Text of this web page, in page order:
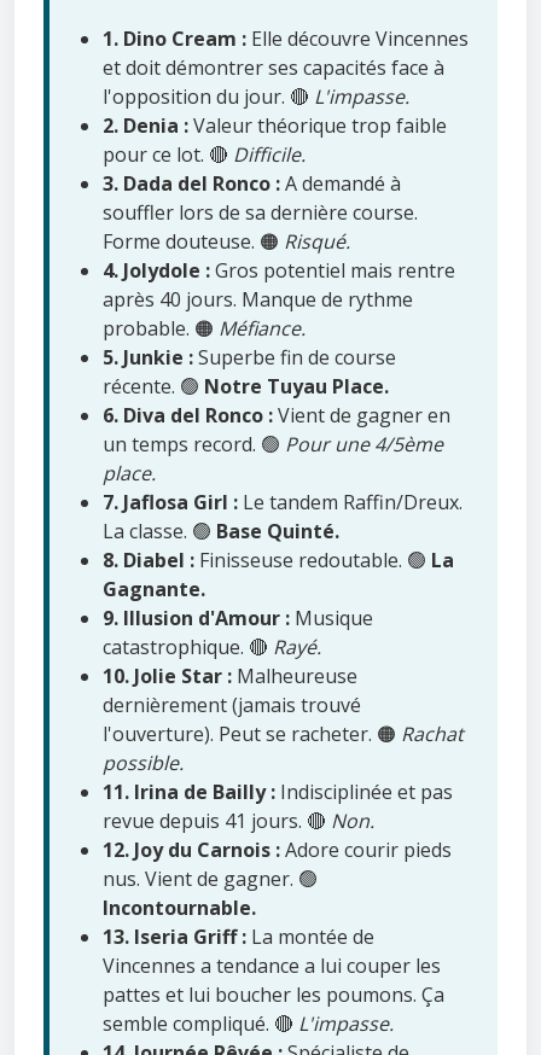
1. Dino Cream : Elle découvre Vincennes
et doit démontrer ses capacités face à
l'opposition du jour. 🔴 L'impasse.
2. Denia :Valeur théorique trop faible
pour ce lot. 🔴 Difficile.
3. Dada del Ronco :A demandé à
souffler lors de sa dernière course.
Forme douteuse. 🟠 Risqué.
4. Jolydole :Gros potentiel mais rentre
après 40 jours. Manque de rythme
probable. 🟠 Méfiance.
5. Junkie :Superbe fin de course
récente. 🟢 Notre Tuyau Place.
6. Diva del Ronco :Vient de gagner en
un temps record. 🟢 Pour une 4/5ème
place.
7. Jaflosa Girl : Le tandem Raffin/Dreux.
La classe. 🟢 Base Quinté.
8. Diabel : Finisseuse redoutable. 🟢 La
Gagnante.
9. Illusion d'Amour : Musique
catastrophique. 🔴 Rayé.
10. Jolie Star : Malheureuse
dernièrement (jamais trouvé
l'ouverture). Peut se racheter. 🟠 Rachat
possible.
11. Irina de Bailly : Indisciplinée et pas
revue depuis 41 jours. 🔴 Non.
12. Joy du Carnois :Adore courir pieds
nus. Vient de gagner. 🟢
Incontournable.
13. Iseria Griff : La montée de
Vincennes a tendance a lui couper les
pattes et lui boucher les poumons. Ça
semble compliqué. 🔴 L'impasse.